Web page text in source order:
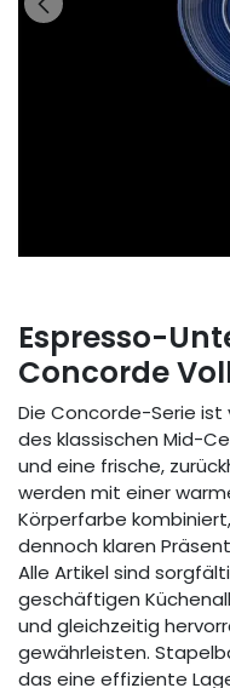
Espresso-
Concorde
Die Concorde-Serie
des klassischen Mid-
und eine frische,
werden mit einer
Körperfarbe
dennoch klaren
Alle Artikel sind
geschäftigen
und gleichzeitig
gewährleisten.
das eine effiziente